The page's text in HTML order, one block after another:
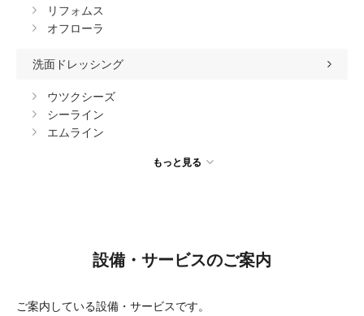
リフォムス
オフローラ
洗面ドレッシング
ウツクシーズ
シーライン
エムライン
もっと見る
設備・サービスのご案内
ご案内している設備・サービスです。